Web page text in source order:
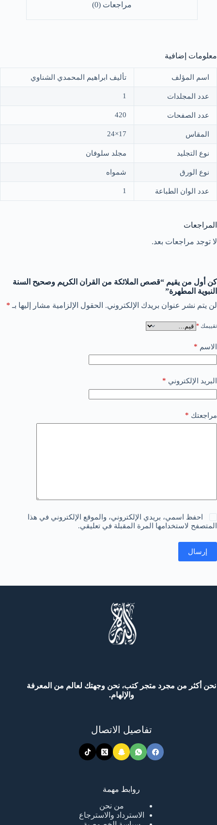
مراجعات (0)
معلومات إضافية
اسم المؤلف تأليف ابراهيم المحمدي الشناوي
عدد المجلدات 1
عدد الصفحات 420
المقاس 17×24
نوع التجليد مجلد سلوفان
نوع الورق شمواه
عدد الوان الطباعة 1
المراجعات
لا توجد مراجعات بعد.
كن أول من يقيم “قصص الملائكة من القران الكريم وصحيح السنة
النبوية المطهرة”
لن يتم نشر عنوان بريدك الإلكتروني. الحقول الإلزامية مشار إليها بـ *
تقييمك *
الاسم *
البريد الإلكتروني *
مراجعتك *
احفظ اسمي، بريدي الإلكتروني، والموقع الإلكتروني في هذا
المتصفح لاستخدامها المرة المقبلة في تعليقي.
إرسال
نحن أكثر من مجرد متجر كتب، نحن وجهتك لعالم من المعرفة
والإلهام.
تفاصيل الاتصال
روابط مهمة
من نحن
الاسترداد والاسترجاع